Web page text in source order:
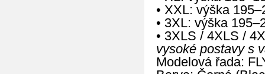
• XXL: výška
• 3XL: výška
• 3XLS / 4XLS /
vysoké postavy s
Modelová řada: